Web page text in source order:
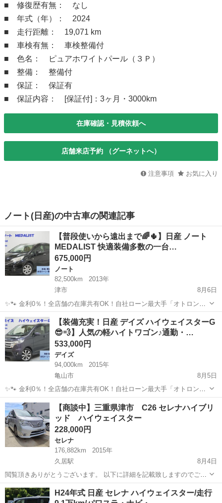
■ 修復歴有無： なし
■ 年式（年）： 2024
■ 走行距離： 19,071 km
■ 車検有無： 車検整備付
■ 色名： ピュアホワイトパール（３Ｐ）
■ 整備： 整備付
■ 保証： 保証有
■ 保証内容： [保証付]：3ヶ月・3000km
在庫確認・見積依頼へ
店舗来店予約 （グーネットへ）
注意事項 お気に入り
ノート(日産)の中古車の関連記事
【普段使いから遠出まで🌈🌵】日産 ノート
MEDALIST 快適装備多数の一台…
675,000円
ノート
82,500km
2013年
津市
8月6日
✨🐾 金利0％！全店舗の在庫共有OK！自社ローン最大手「オトロン」
🐾✨ こんなお悩みはありませんか？🤔 ✅ 勤続年数が短い ✅ パー
ト・アルバイト勤務 ✅ 派遣社員・自営業 ✅ 専業主婦（主夫） ✅ 自
己破産...
三重 津市 ノート 車両
【装備充実！日産 デイズ ハイウェイスターG
😎💨】人気の軽ハイトワゴン♪通勤・…
533,000円
デイズ
94,000km
2015年
亀山市
8月5日
✨🐾 金利0％！全店舗の在庫共有OK！自社ローン最大手「オトロン」
🐾✨ こんなお悩みはありませんか？🤔 ✅ 勤続年数が短い ✅ パー
ト・アルバイト勤務 ✅ 派遣社員・自営業 ✅ 専業主婦（主夫） ✅ 自
己破産...
三重 亀山市 デイズ 車両
【商談中】三重県津市 C26 セレナハイブリ
ッド ハイウェイスター
228,000円
セレナ
176,882km
2015年
久居駅
8月4日
閲覧頂きありがとうございます。 以下に詳細を記載致しますのでご確
認お願い致します。 【車両情報】 車種：セレナハイブリッド ハイウ
ェイスター Vセレクション+SafetyII S-HYBRID 年式：平成27年7月
三重 津市 久居駅 セレナ
H24年式 日産 セレナ ハイウェイスター/走行